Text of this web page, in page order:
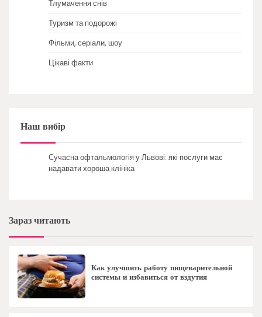
Тлумачення снів
Туризм та подорожі
Фільми, серіали, шоу
Цікаві факти
Наш вибір
Сучасна офтальмологія у Львові: які послуги має
надавати хороша клініка
Зараз читають
Как улучшить работу пищеварительной
системы и избавиться от вздутия